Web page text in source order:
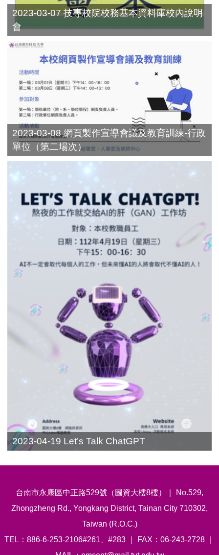
2023-03-07 技專校院校務基本資料庫校內說明
會
2023-03-08 網頁製作宣導會議及教育訓練-行政
單位（第二場次）
2023-04-19 Let’s Talk ChatGPT
台南市永康區中正路529號（圖資大樓8樓）｜ No.529,
Zhongzheng Rd., Yongkang District, Tainan City 710302,
Taiwan (R.O.C.)
TEL：886-6-253-2106#261、#283 ｜ FAX：06-243-2728 ｜